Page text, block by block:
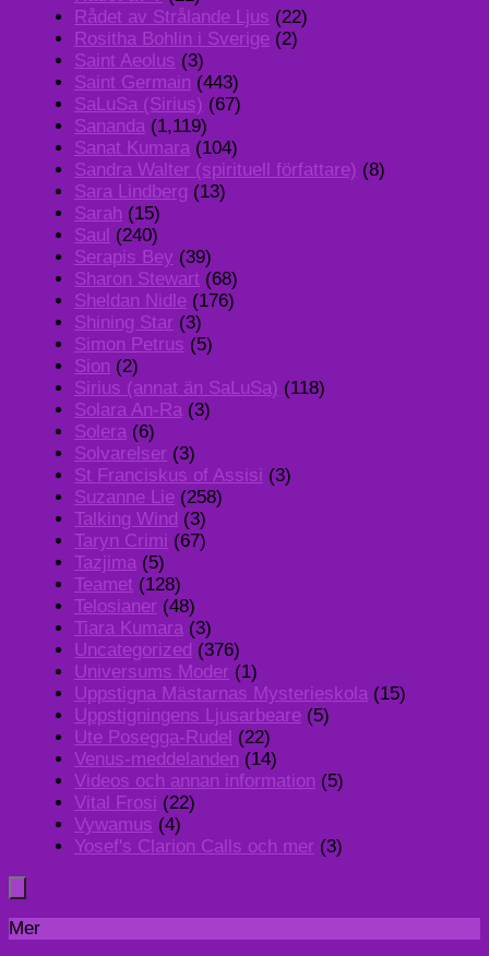
Rådet av Strålande Ljus (22)
Rositha Bohlin i Sverige (2)
Saint Aeolus (3)
Saint Germain (443)
SaLuSa (Sirius) (67)
Sananda (1,119)
Sanat Kumara (104)
Sandra Walter (spirituell författare) (8)
Sara Lindberg (13)
Sarah (15)
Saul (240)
Serapis Bey (39)
Sharon Stewart (68)
Sheldan Nidle (176)
Shining Star (3)
Simon Petrus (5)
Sion (2)
Sirius (annat än SaLuSa) (118)
Solara An-Ra (3)
Solera (6)
Solvarelser (3)
St Franciskus of Assisi (3)
Suzanne Lie (258)
Talking Wind (3)
Taryn Crimi (67)
Tazjima (5)
Teamet (128)
Telosianer (48)
Tiara Kumara (3)
Uncategorized (376)
Universums Moder (1)
Uppstigna Mästarnas Mysterieskola (15)
Uppstigningens Ljusarbeare (5)
Ute Posegga-Rudel (22)
Venus-meddelanden (14)
Videos och annan information (5)
Vital Frosi (22)
Vywamus (4)
Yosef's Clarion Calls och mer (3)
Mer